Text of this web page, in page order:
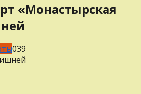
«Монастырская
039